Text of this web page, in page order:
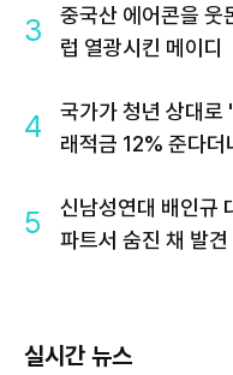
3
중국산 에어콘을 웃
럽 열광시킨 메이디
4
국가가 청년 상대로
래적금 12% 준다
5
신남성연대 배인규
파트서 숨진 채 발견
실시간 뉴스